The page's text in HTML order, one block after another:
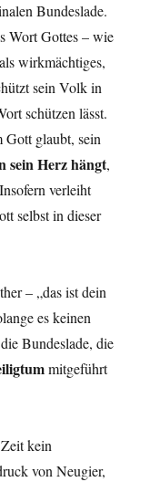
Bundeslade.
Wort Gottes – wie
wirkmächtiges,
sein Volk in
schützen lässt.
Gott glaubt, sein
sein Herz hängt,
verleiht
selbst in dieser
– „das ist dein
es keinen
Bundeslade, die
mitgeführt
kein
von Neugier,